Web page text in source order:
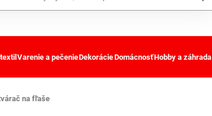
Varenie a pečenieDekorácieDomácnosťHobby a záhrada
na fľaše